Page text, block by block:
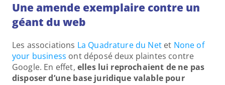
Une amende exemplaire contre un
géant du web
Les associations La Quadrature du Net et None of
your business ont déposé deux plaintes contre
Google. En effet, elles lui reprochaient de ne pas
disposer d’une base juridique valable pour